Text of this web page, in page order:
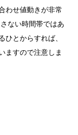
わせ値動きが非常
ない時間帯ではあ
ひとからすれば、
ますので注意しま